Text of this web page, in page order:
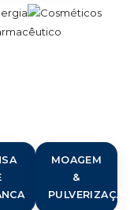
MOAGEM
&